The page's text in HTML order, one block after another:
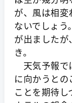
が、風は相
ないでしょう
が出ました
き。
天気予報で
に向かうと
ことを期待